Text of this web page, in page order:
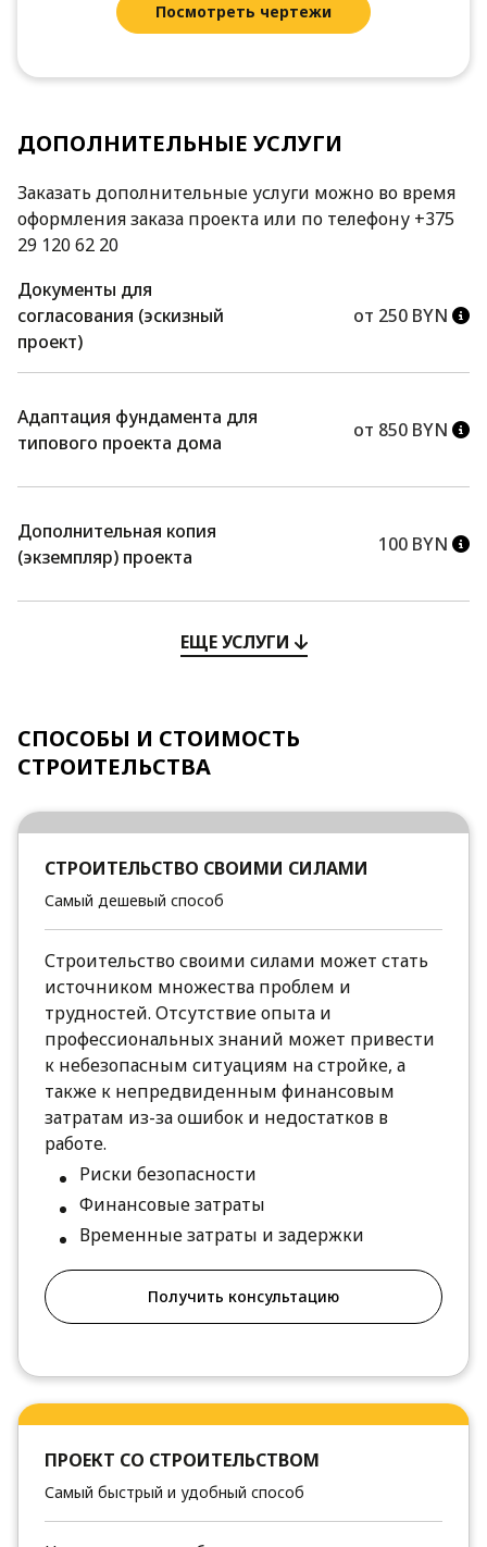
Посмотреть чертежи
ДОПОЛНИТЕЛЬНЫЕ УСЛУГИ
Заказать дополнительные услуги можно во время
оформления заказа проекта или по телефону +375
29 120 62 20
Документы для
согласования (эскизный
проект)
от 250 BYN
Адаптация фундамента для
типового проекта дома
от 850 BYN
Дополнительная копия
(экземпляр) проекта
100 BYN
ЕЩЕ УСЛУГИ
СПОСОБЫ И СТОИМОСТЬ
СТРОИТЕЛЬСТВА
СТРОИТЕЛЬСТВО СВОИМИ СИЛАМИ
Самый дешевый способ
Строительство своими силами может стать
источником множества проблем и
трудностей. Отсутствие опыта и
профессиональных знаний может привести
к небезопасным ситуациям на стройке, а
также к непредвиденным финансовым
затратам из-за ошибок и недостатков в
работе.
Риски безопасности
Финансовые затраты
Временные затраты и задержки
Получить консультацию
ПРОЕКТ СО СТРОИТЕЛЬСТВОМ
Самый быстрый и удобный способ